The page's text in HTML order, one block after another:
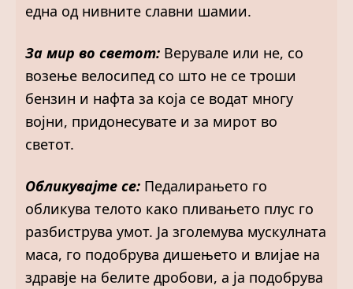
една од нивните славни шамии.
За мир во светот: Верувале или не, со
возење велосипед со што не се троши
бензин и нафта за која се водат многу
војни, придонесувате и за мирот во
светот.
Обликувајте се: Педалирањето го
обликува телото како пливањето плус го
разбиструва умот. Ја зголемува мускулната
маса, го подобрува дишењето и влијае на
здравје на белите дробови, а ја подобрува